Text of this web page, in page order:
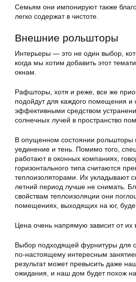
Семьям они импонируют также
легко содержат в чистоте.
Внешние рольшторы
Интерьеры — это не один выбор,
когда мы хотим добавить этот
окнам.
Рафшторы, хотя и реже, все же
подойдут для каждого помещения и
эффективными средством
солнечных лучей в пространство
В опущенном состоянии рольшторы
уединение и тень. Помимо того,
работают в оконных компаниях,
горизонтального типа считаются
теплоизоляторами. Их укладывают
летний период лучше не снимать.
свойствам теплоизоляции они
помещениях, выходящих на юг,
Цена очень напрямую зависит от их
Выбор подходящей фурнитуры для
по-настоящему интересным
результат может превысить даже
ожидания, и наш дом будет похож